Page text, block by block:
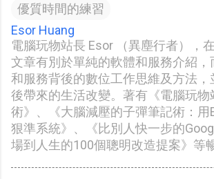
優質時間的練習
Esor Huang
電腦玩物站長 Esor （異塵行者），
文章有別於單純的軟體和服務介紹，
和服務背後的數位工作思維及方法，
後帶來的生活改變。著有《電腦玩
術》、《大腦減壓的子彈筆記術：用
狠準系統》、《比別人快一步的
場到人生的100個聰明改造提案》等